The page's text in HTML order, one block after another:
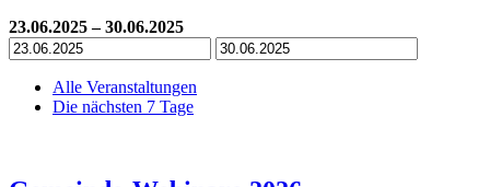
23.06.2025 – 30.06.2025
Alle Veranstaltungen
Die nächsten 7 Tage